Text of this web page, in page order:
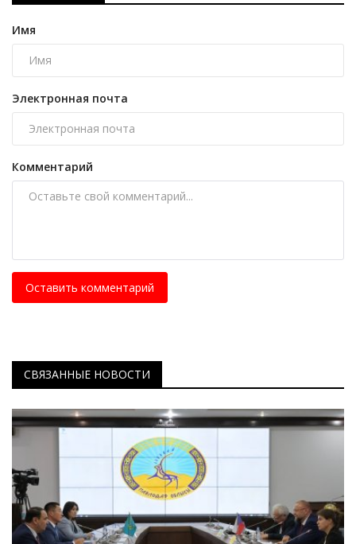
Имя
Электронная почта
Комментарий
Оставить комментарий
СВЯЗАННЫЕ НОВОСТИ